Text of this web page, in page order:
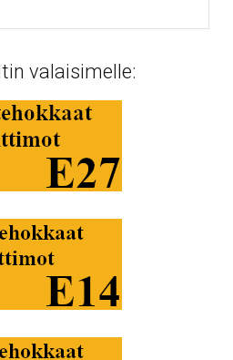
valaisimelle: